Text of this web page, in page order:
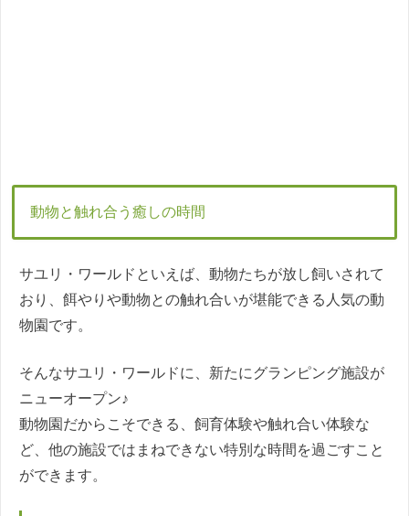
動物と触れ合う癒しの時間
サユリ・ワールドといえば、動物たちが放し飼いされて
おり、餌やりや動物との触れ合いが堪能できる人気の動
物園です。
そんなサユリ・ワールドに、新たにグランピング施設が
ニューオープン♪
動物園だからこそできる、飼育体験や触れ合い体験な
ど、他の施設ではまねできない特別な時間を過ごすこと
ができます。